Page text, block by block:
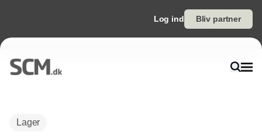
Log ind Bliv partner
Lager